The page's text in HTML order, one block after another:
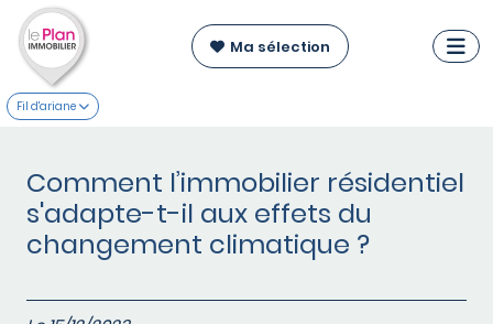
Ma sélection
Fil d'ariane
Comment l’immobilier résidentiel
s'adapte-t-il aux effets du
changement climatique ?